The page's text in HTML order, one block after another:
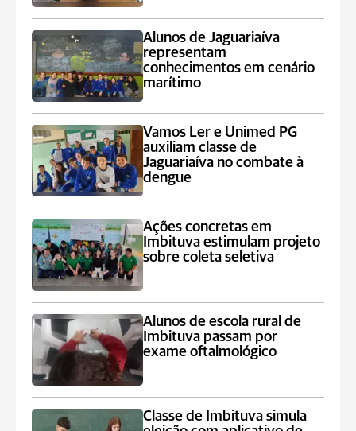
Alunos de Jaguariaíva
representam
conhecimentos em cenário
marítimo
Vamos Ler e Unimed PG
auxiliam classe de
Jaguariaíva no combate à
dengue
Ações concretas em
Imbituva estimulam projeto
sobre coleta seletiva
Alunos de escola rural de
Imbituva passam por
exame oftalmológico
Classe de Imbituva simula